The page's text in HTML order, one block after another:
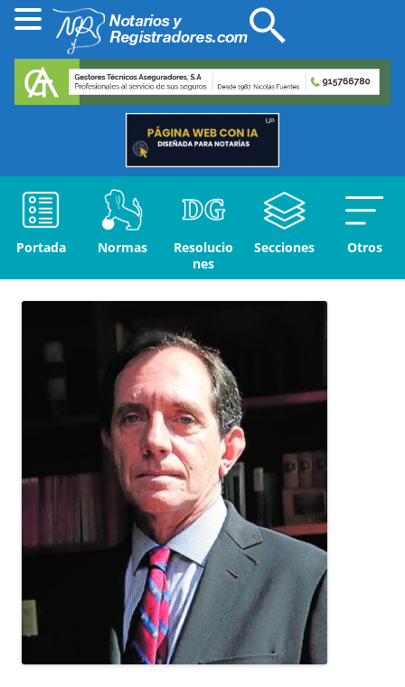
Portada Normas
Resolucio
nes
Secciones Otros